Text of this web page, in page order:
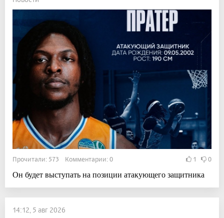
Прочитали: 573 Комментарии: 0 1 0
Он будет выступать на позиции атакующего защитника
14:12, 5 авг 2026